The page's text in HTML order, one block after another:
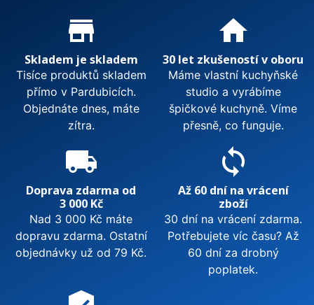
Proč nakupovat u nás?
store_mall_directory
Skladem je skladem
Tisíce produktů skladem
přímo v Pardubicích.
Objednáte dnes, máte
zítra.
home
30 let zkušeností v oboru
Máme vlastní kuchyňské
studio a vyrábíme
špičkové kuchyně. Víme
přesně, co funguje.
local_shipping
Doprava zdarma od
3 000 Kč
Nad 3 000 Kč máte
dopravu zdarma. Ostatní
objednávky už od 79 Kč.
sync
Až 60 dní na vrácení
zboží
30 dní na vrácení zdarma.
Potřebujete víc času? Až
60 dní za drobný
poplatek.